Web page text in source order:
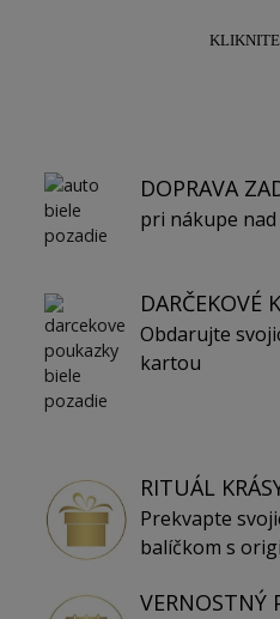
DOPRAVA
pri nákupe nad
DARČEKOVÉ
Obdarujte
kartou
RITUÁL
Prekvapte
balíčkom s
VERNOSTNÝ